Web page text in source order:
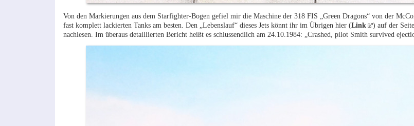
Von den Markierungen aus dem Starfighter-Bogen gefiel mir die Maschine der 318 FIS „Green Dragons“ von der
fast komplett lackierten Tanks am besten. Den „Lebenslauf“ dieses Jets könnt ihr im Übrigen hier (Link
) auf der
nachlesen. Im überaus detaillierten Bericht heißt es schlussendlich am 24.10.1984: „Crashed, pilot Smith survived